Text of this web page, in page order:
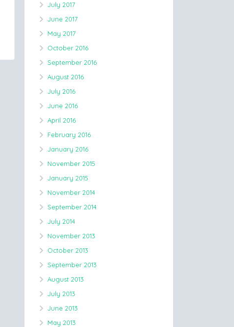
July 2017
June 2017
May 2017
October 2016
September 2016
August 2016
July 2016
June 2016
April 2016
February 2016
January 2016
November 2015
January 2015
November 2014
September 2014
July 2014
November 2013
October 2013
September 2013
August 2013
July 2013
June 2013
May 2013